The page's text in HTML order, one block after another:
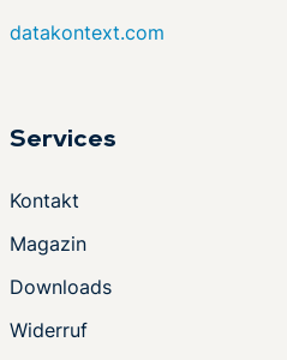
datakontext.com
Services
Kontakt
Magazin
Downloads
Widerruf